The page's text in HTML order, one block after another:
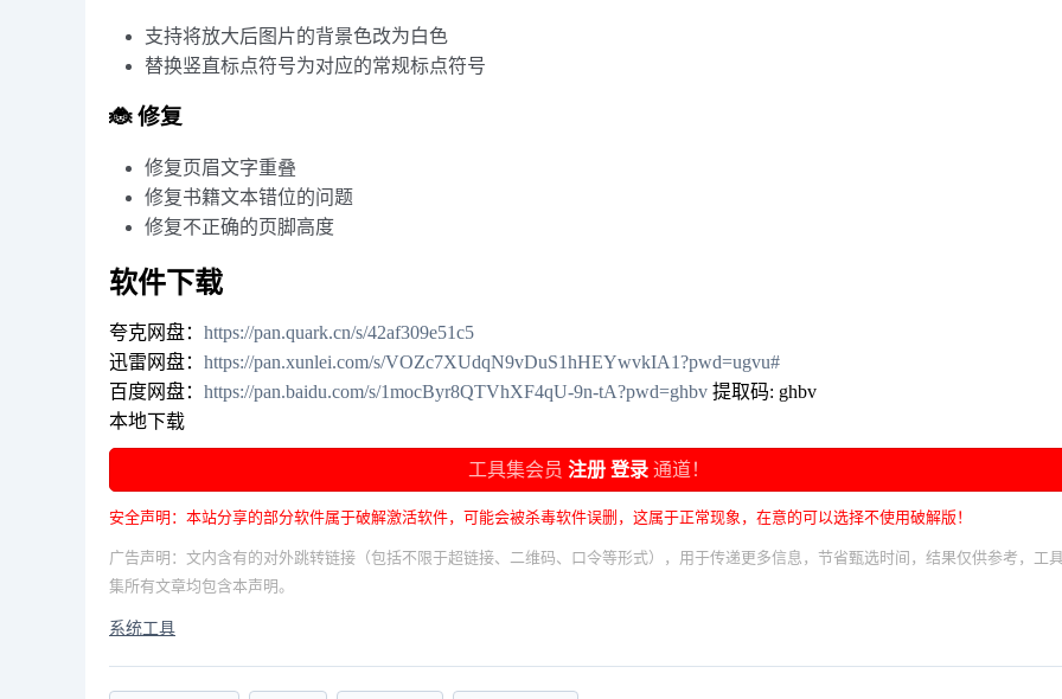
支持将放大后图片的背景色改为白色
替换竖直标点符号为对应的常规标点符号
🐞 修复
修复页眉文字重叠
修复书籍文本错位的问题
修复不正确的页脚高度
软件下载
夸克网盘： https://pan.quark.cn/s/42af309e51c5
迅雷网盘： https://pan.xunlei.com/s/VOZc7XUdqN9vDuS1hHEYwvkIA1?pwd=ugvu#
百度网盘： https://pan.baidu.com/s/1mocByr8QTVhXF4qU-9n-tA?pwd=ghbv 提取码: ghbv
本地下载
工具集会员 注册 登录 通道！
安全声明：本站分享的部分软件属于破解激活软件，可能会被杀毒软件误删，这属于正常现象，在意的可以选择不使用破解版！
广告声明：文内含有的对外跳转链接（包括不限于超链接、二维码、口令等形式），用于传递更多信息，节省甄选时间，结果仅供参考，工
集所有文章均包含本声明。
系统工具